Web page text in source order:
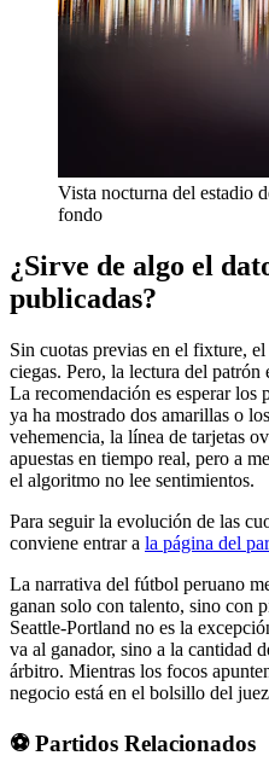
Vista nocturna del estadio
fondo
¿Sirve de algo el
publicadas?
Sin cuotas previas en el fixture,
ciegas. Pero, la lectura del
La recomendación es esperar
ya ha mostrado dos amarillas o
vehemencia, la línea de tarjetas
apuestas en tiempo real, pero a
el algoritmo no lee sentimientos.
Para seguir la evolución de las
conviene entrar a la página del
La narrativa del fútbol peruano
ganan solo con talento, sino con
Seattle-Portland no es la
va al ganador, sino a la cantidad
árbitro. Mientras los focos
negocio está en el bolsillo del
⚽ Partidos Relacionados